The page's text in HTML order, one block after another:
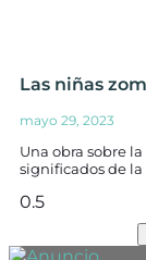
Las niñas
mayo 29, 2023
Una obra sobre
significados de